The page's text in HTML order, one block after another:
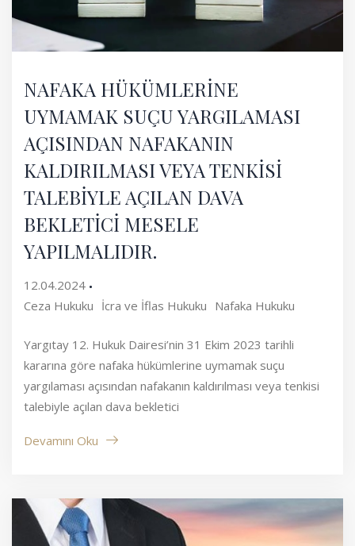
NAFAKA HÜKÜMLERİNE
UYMAMAK SUÇU YARGILAMASI
AÇISINDAN NAFAKANIN
KALDIRILMASI VEYA TENKİSİ
TALEBİYLE AÇILAN DAVA
BEKLETİCİ MESELE
YAPILMALIDIR.
12.04.2024
Ceza Hukuku İcra ve İflas Hukuku Nafaka Hukuku
Yargıtay 12. Hukuk Dairesi’nin 31 Ekim 2023 tarihli
kararına göre nafaka hükümlerine uymamak suçu
yargılaması açısından nafakanın kaldırılması veya tenkisi
talebiyle açılan dava bekletici
Devamını Oku